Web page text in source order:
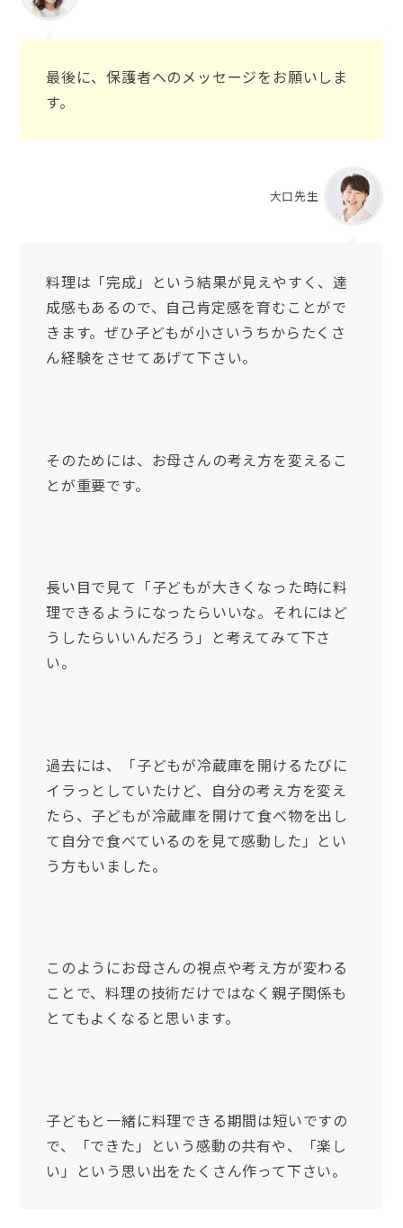
最後に、保護者へのメッセージをお願いしま
す。
大口先生
料理は「完成」という結果が見えやすく、達
成感もあるので、自己肯定感を育むことがで
きます。ぜひ子どもが小さいうちからたくさ
ん経験をさせてあげて下さい。
そのためには、お母さんの考え方を変えるこ
とが重要です。
長い目で見て「子どもが大きくなった時に料
理できるようになったらいいな。それにはど
うしたらいいんだろう」と考えてみて下さ
い。
過去には、「子どもが冷蔵庫を開けるたびに
イラっとしていたけど、自分の考え方を変え
たら、子どもが冷蔵庫を開けて食べ物を出し
て自分で食べているのを見て感動した」とい
う方もいました。
このようにお母さんの視点や考え方が変わる
ことで、料理の技術だけではなく親子関係も
とてもよくなると思います。
子どもと一緒に料理できる期間は短いですの
で、「できた」という感動の共有や、「楽し
い」という思い出をたくさん作って下さい。